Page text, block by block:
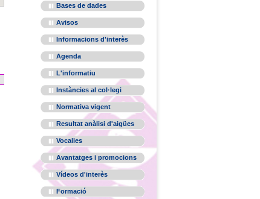
Bases de dades
Avisos
Informacions d'interès
Agenda
L'informatiu
Instàncies al col·legi
Normativa vigent
Resultat anàlisi d'aigües
Vocalies
Avantatges i promocions
Vídeos d'interès
Formació